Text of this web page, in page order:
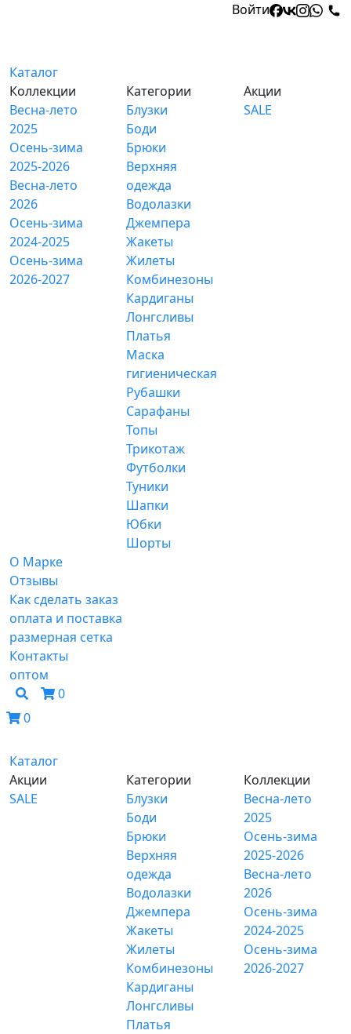
Войти
Каталог
Коллекции
Весна-лето
2025
Осень-зима
2025-2026
Весна-лето
2026
Осень-зима
2024-2025
Осень-зима
2026-2027
Категории
Блузки
Боди
Брюки
Верхняя
одежда
Водолазки
Джемпера
Жакеты
Жилеты
Комбинезоны
Кардиганы
Лонгсливы
Платья
Маска
гигиеническая
Рубашки
Сарафаны
Топы
Трикотаж
Футболки
Туники
Шапки
Юбки
Шорты
Акции
SALE
О Марке
Отзывы
Как сделать заказ
оплата и поставка
размерная сетка
Контакты
оптом
0
0
Каталог
Акции
SALE
Категории
Блузки
Боди
Брюки
Верхняя
одежда
Водолазки
Джемпера
Жакеты
Жилеты
Комбинезоны
Кардиганы
Лонгсливы
Платья
Коллекции
Весна-лето
2025
Осень-зима
2025-2026
Весна-лето
2026
Осень-зима
2024-2025
Осень-зима
2026-2027